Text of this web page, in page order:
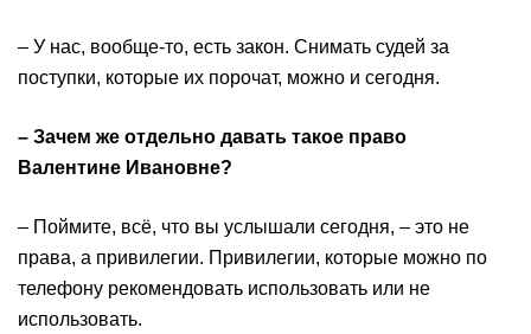
– У нас, вообще-то, есть закон. Снимать судей за
поступки, которые их порочат, можно и сегодня.
– Зачем же отдельно давать такое право
Валентине Ивановне?
– Поймите, всё, что вы услышали сегодня, – это не
права, а привилегии. Привилегии, которые можно по
телефону рекомендовать использовать или не
использовать.